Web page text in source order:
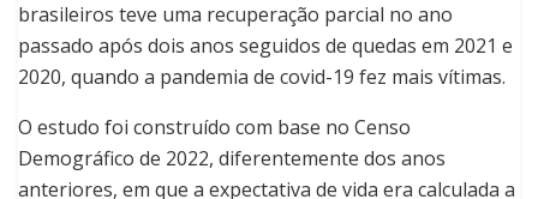
brasileiros teve uma recuperação parcial no ano
passado após dois anos seguidos de quedas em 2021 e
2020, quando a pandemia de covid-19 fez mais vítimas.
O estudo foi construído com base no Censo
Demográfico de 2022, diferentemente dos anos
anteriores, em que a expectativa de vida era calculada a